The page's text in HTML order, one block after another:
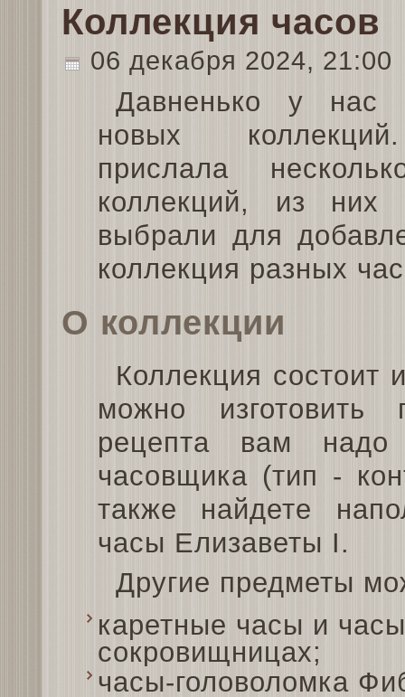
Коллекция часов
06 декабря 2024, 21:00
Давненько у нас
новых
прислала
коллекций, из
выбрали для
коллекция разных
О коллекции
Коллекция состоит
можно
рецепта вам
часовщика (тип -
также найдете
часы Елизаветы I.
Другие предметы
каретные часы и
сокровищницах;
часы-головоломка